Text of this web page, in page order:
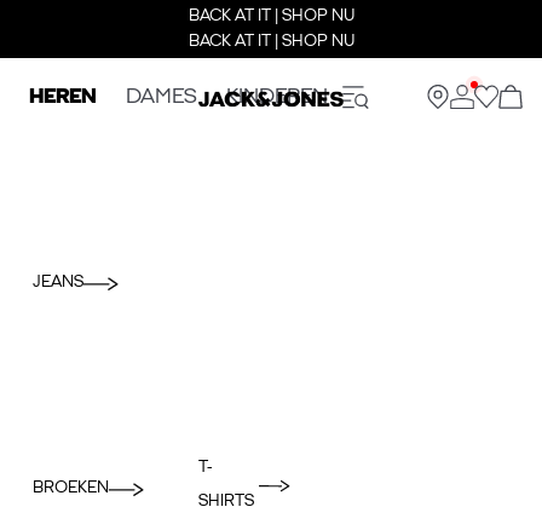
BACK AT IT | SHOP NU
BACK AT IT | SHOP NU
HEREN DAMES KINDEREN
JEANS
BROEKEN
T-
SHIRTS